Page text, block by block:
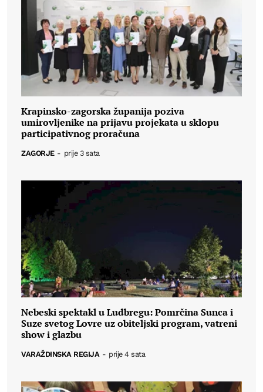
Krapinsko-zagorska županija poziva
umirovljenike na prijavu projekata u sklopu
participativnog proračuna
ZAGORJE - prije 3 sata
Nebeski spektakl u Ludbregu: Pomrčina Sunca i
Suze svetog Lovre uz obiteljski program, vatreni
show i glazbu
VARAŽDINSKA REGIJA - prije 4 sata